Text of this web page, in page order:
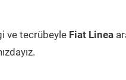
ve tecrübeyle Fiat Linea